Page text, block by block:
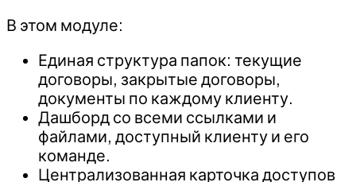
В этом модуле:
Единая структура папок: текущие
договоры, закрытые договоры,
документы по каждому клиенту.
Дашборд со всеми ссылками и
файлами, доступный клиенту и его
команде.
Централизованная карточка доступов